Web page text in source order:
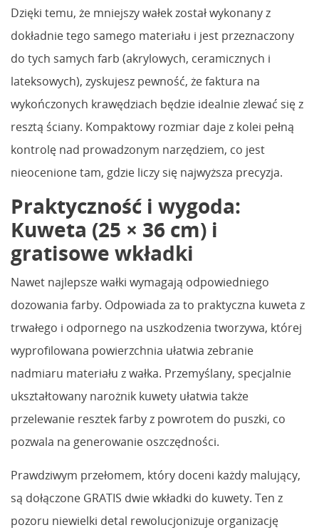
Dzięki temu, że mniejszy wałek został wykonany z
dokładnie tego samego materiału i jest przeznaczony
do tych samych farb (akrylowych, ceramicznych i
lateksowych), zyskujesz pewność, że faktura na
wykończonych krawędziach będzie idealnie zlewać się z
resztą ściany. Kompaktowy rozmiar daje z kolei pełną
kontrolę nad prowadzonym narzędziem, co jest
nieocenione tam, gdzie liczy się najwyższa precyzja.
Praktyczność i wygoda:
Kuweta (25 × 36 cm) i
gratisowe wkładki
Nawet najlepsze wałki wymagają odpowiedniego
dozowania farby. Odpowiada za to praktyczna kuweta z
trwałego i odpornego na uszkodzenia tworzywa, której
wyprofilowana powierzchnia ułatwia zebranie
nadmiaru materiału z wałka. Przemyślany, specjalnie
ukształtowany narożnik kuwety ułatwia także
przelewanie resztek farby z powrotem do puszki, co
pozwala na generowanie oszczędności.
Prawdziwym przełomem, który doceni każdy malujący,
są dołączone GRATIS dwie wkładki do kuwety. Ten z
pozoru niewielki detal rewolucjonizuje organizację